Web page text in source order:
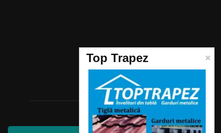
Telefon:
0744987532
Top Trapez